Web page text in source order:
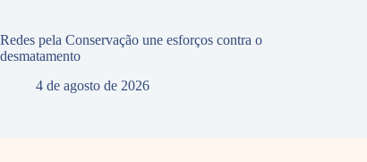
Redes pela Conservação une esforços contra o
desmatamento
4 de agosto de 2026